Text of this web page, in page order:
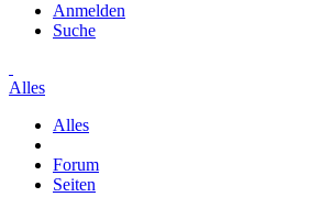
Anmelden
Suche
Alles
Alles
Forum
Seiten